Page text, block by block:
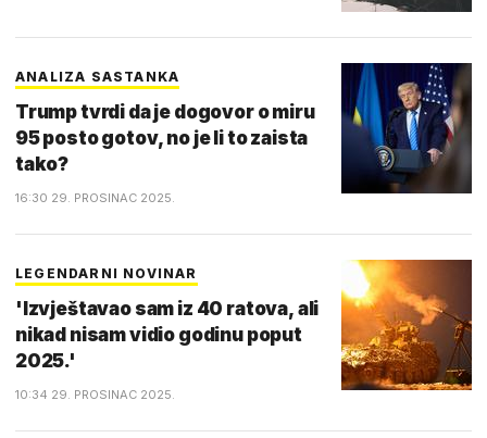
ANALIZA SASTANKA
Trump tvrdi da je dogovor o miru
95 posto gotov, no je li to zaista
tako?
16:30 29. PROSINAC 2025.
LEGENDARNI NOVINAR
'Izvještavao sam iz 40 ratova, ali
nikad nisam vidio godinu poput
2025.'
10:34 29. PROSINAC 2025.